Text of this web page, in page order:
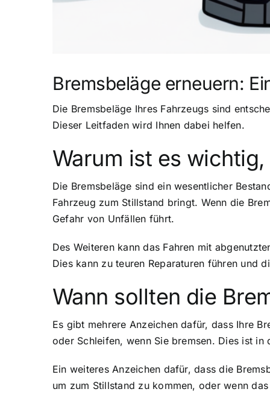
Bremsbeläge erneuern:
Die Bremsbeläge Ihres Fahrzeugs sind
Dieser Leitfaden wird Ihnen dabei helfen.
Warum ist es
Die Bremsbeläge sind ein wesentlicher
Fahrzeug zum Stillstand bringt. Wenn die
Gefahr von Unfällen führt.
Des Weiteren kann das Fahren mit
Dies kann zu teuren Reparaturen führen und
Wann sollten die
Es gibt mehrere Anzeichen dafür, dass Ihre
oder Schleifen, wenn Sie bremsen. Dies ist
Ein weiteres Anzeichen dafür, dass die
um zum Stillstand zu kommen, oder wenn